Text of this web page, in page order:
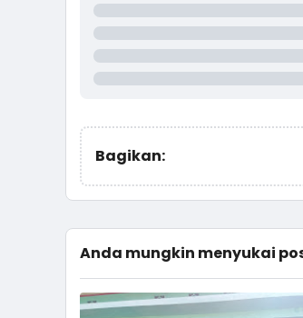
Bagikan:
Anda mungkin menyukai